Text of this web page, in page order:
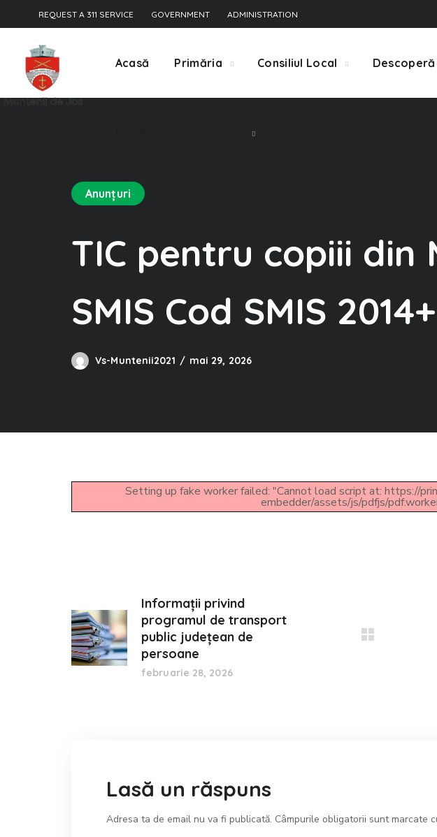
REQUEST A 311 SERVICE GOVERNMENT ADMINISTRATION
Acasă Primăria Consiliul Local
Anunțuri
TIC pentru copiii din
SMIS Cod SMIS
Vs-Muntenii2021 mai 29, 2026
Setting up fake worker failed: "Cannot load script at: https://
embedder/assets/js/pdfjs/
Informații privind
programul de transport
public județean de
persoane
februarie 28, 2026
Lasă un răspuns
Adresa ta de email nu va fi publicată. Câmpurile obligatorii sunt marcate